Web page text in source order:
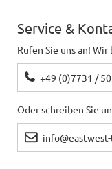
Service &
Rufen Sie uns an!
+49 (0)7731 /
Oder schreiben Sie